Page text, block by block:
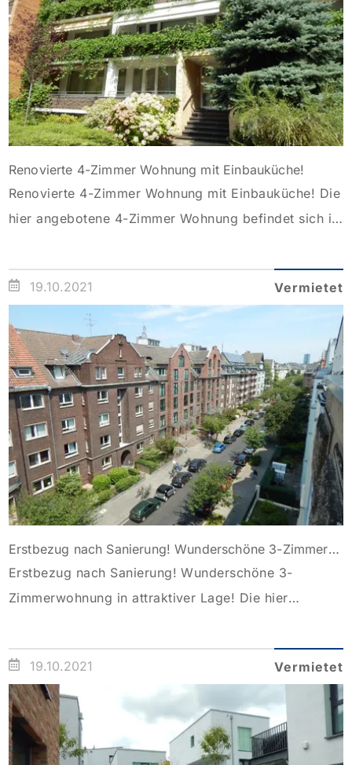
Küche und ein Abstellraum. Ein zweiter Kamin
befindet […]
Renovierte 4-Zimmer Wohnung mit Einbauküche!
Renovierte 4-Zimmer Wohnung mit Einbauküche! Die
hier angebotene 4-Zimmer Wohnung befindet sich im
Mehrfamilienhauses. Sie betreten die Wohnung über
die Diele, von welcher aus alle Räumlichkeiten zu
erreichen sind. Die Küche ist mit einer vollwertig
ausgestatteten Einbauküche versehen. Die
Schlafräume sind zur Rückseite des Gebäudes
gerichtet, als Bodenbelag in den […]
19.10.2021 Vermietet
Erstbezug nach Sanierung! Wunderschöne 3-Zimmerwohnung in attraktiver Lage!
Erstbezug nach Sanierung! Wunderschöne 3-
Zimmerwohnung in attraktiver Lage! Die hier
Obergeschoss (mit Aufzug) eines äußerst gepflegten
Mehrfamilienhauses und wurde kürzlich saniert,
sodass es sich um den Erstbezug nach Sanierung
handelt. Der nahezu ideale Schnitt der Wohnung mit
einer zentralen Diele lässt eine flexible Nutzung der
19.10.2021 Vermietet